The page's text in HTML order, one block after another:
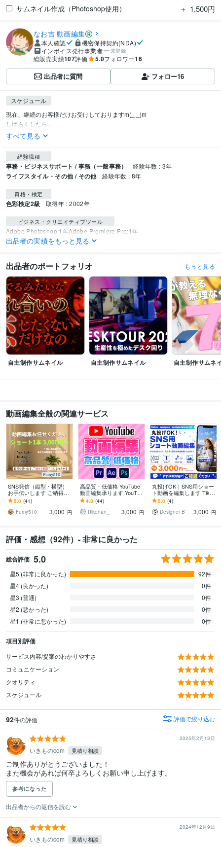
サムネイル作成（Photoshop使用） ＋ 1,500円
なお吉 動画編集
本人確認
機密保持契約(NDA)
インボイス発行事業者
未登録
総販売実績107評価 5.0フォロワー16
出品者に質問 フォロー16
スケジュール
現在、継続のお客様だけお受けしておりますm(_ _)m
しばらくしたら...
すべて見る
経験職種
事務・ビジネスサポート / 事務（一般事務） 経験年数 : 3年
ライフスタイル・その他 / その他 経験年数 : 8年
資格・検定
色彩検定2級 取得年 : 2002年
ビジネス・クリエイティブツール
Adobe Photoshop:1年Adobe Premiere Pro:1年
YouTube 動画編集 ビジネス
学歴
安田女子大学 1993年3月 ~ 1996年2月
出品者の実績をもっと見る
出品者のポートフォリオ もっと見る
自主制作サムネイル 自主制作サムネイル 自主制作サムネ
動画編集全般の関連サービス
SNS発信（縦型・横型）
お手伝いします ご納得い
くまで何度でも無料修正
いたします！（初回）
5.0 (41)
Fumy510
3,000 円
高品質・低価格 YouTube
動画編集承ります YouTub
e・Instagram・TIkTok対
応！
4.8 (44)
Rikenan_
3,000 円
丸投げOK｜SNS用ショー
ト動画を編集します TikTo
k・Instagram・YouTube対
応
5.0 (4)
Designer B
3,000 円
評価・感想（92件）- 非常に良かった
総合評価 5.0
星5 (非常に良かった)
92件
星4 (良かった)
0件
星3 (普通)
0件
星2 (悪かった)
0件
星1 (非常に悪かった)
0件
項目別評価
サービス内容/提案のわかりやすさ
コミュニケーション
クオリティ
スケジュール
92件の評価 評価で絞り込む
2025年2月13日
いきものcom 見積り相談
ご制作ありがとうございました！
また機会があれば何卒よろしくお願い申し上げます。
参考になった
出品者からの返信を読む
2024年12月9日
いきものcom 見積り相談